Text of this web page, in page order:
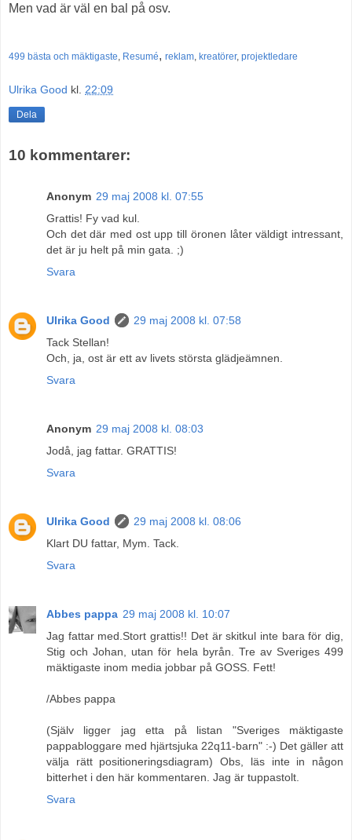
Men vad är väl en bal på osv.
499 bästa och mäktigaste, Resumé, reklam, kreatörer, projektledare
Ulrika Good kl. 22:09
Dela
10 kommentarer:
Anonym 29 maj 2008 kl. 07:55
Grattis! Fy vad kul.
Och det där med ost upp till öronen låter väldigt intressant,
det är ju helt på min gata. ;)
Svara
Ulrika Good
29 maj 2008 kl. 07:58
Tack Stellan!
Och, ja, ost är ett av livets största glädjeämnen.
Svara
Anonym 29 maj 2008 kl. 08:03
Jodå, jag fattar. GRATTIS!
Svara
Ulrika Good
29 maj 2008 kl. 08:06
Klart DU fattar, Mym. Tack.
Svara
Abbes pappa 29 maj 2008 kl. 10:07
Jag fattar med.Stort grattis!! Det är skitkul inte bara för dig,
Stig och Johan, utan för hela byrån. Tre av Sveriges 499
mäktigaste inom media jobbar på GOSS. Fett!
/Abbes pappa
(Själv ligger jag etta på listan "Sveriges mäktigaste
pappabloggare med hjärtsjuka 22q11-barn" :-) Det gäller att
välja rätt positioneringsdiagram) Obs, läs inte in någon
bitterhet i den här kommentaren. Jag är tuppastolt.
Svara